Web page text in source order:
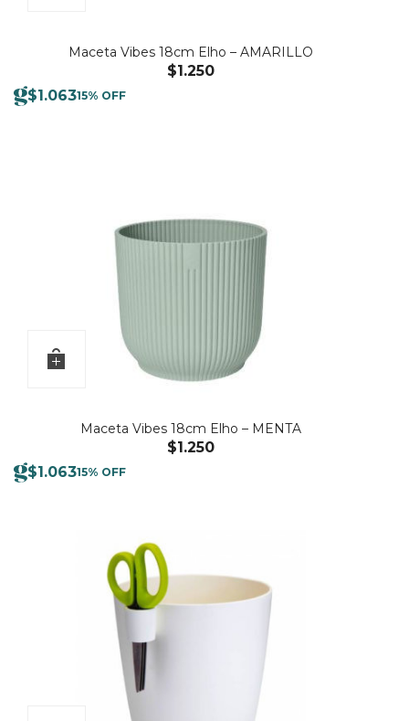
Maceta Vibes 18cm Elho – AMARILLO
$1.250
$1.06315% OFF
Maceta Vibes 18cm Elho – MENTA
$1.250
$1.06315% OFF